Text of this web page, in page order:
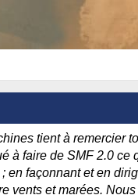
tient à remercier
à faire de SMF 2.0 ce
en façonnant et en
vents et marées.